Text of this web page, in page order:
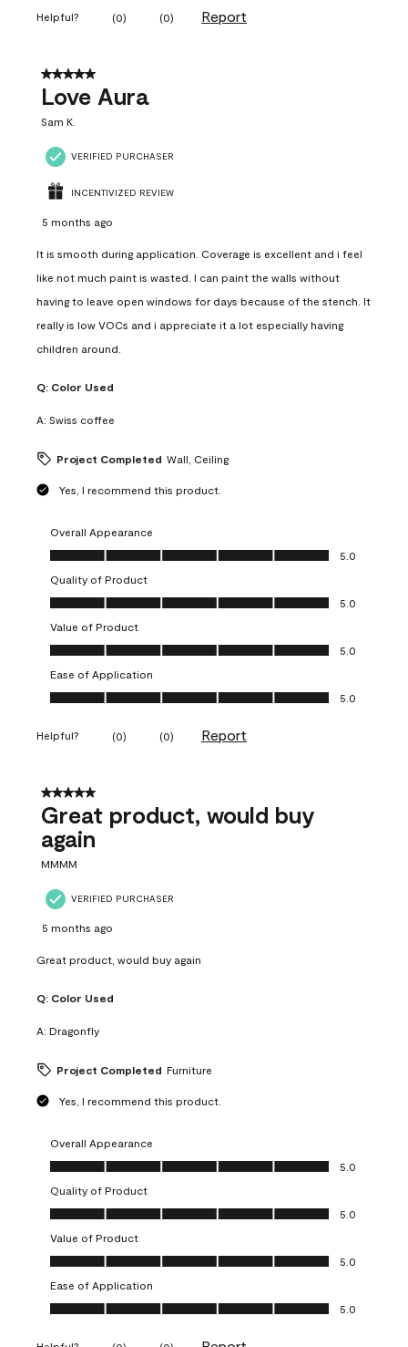
Helpful? (0) (0) Report
5 out of 5 stars.
Love Aura
Sam K.
VERIFIED PURCHASER
INCENTIVIZED REVIEW
5 months ago
It is smooth during application. Coverage is excellent and i feel
like not much paint is wasted. I can paint the walls without
having to leave open windows for days because of the stench. It
really is low VOCs and i appreciate it a lot especially having
children around.
Q: Color Used
A: Swiss coffee
Project Completed Wall, Ceiling
Yes, I recommend this product.
Overall Appearance
Overall Appearance, 5.0 out of 5
5.0
Quality of Product
Quality of Product, 5.0 out of 5
5.0
Value of Product
Value of Product, 5.0 out of 5
5.0
Ease of Application
Ease of Application, 5.0 out of 5
5.0
Helpful? (0) (0) Report
5 out of 5 stars.
Great product, would buy
again
MMMM
VERIFIED PURCHASER
5 months ago
Great product, would buy again
Q: Color Used
A: Dragonfly
Project Completed Furniture
Yes, I recommend this product.
Overall Appearance
Overall Appearance, 5.0 out of 5
5.0
Quality of Product
Quality of Product, 5.0 out of 5
5.0
Value of Product
Value of Product, 5.0 out of 5
5.0
Ease of Application
Ease of Application, 5.0 out of 5
5.0